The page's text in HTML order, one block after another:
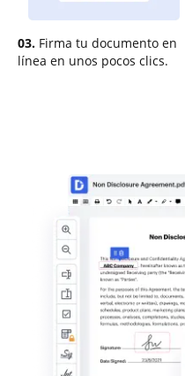
03. Firma tu documento en
línea en unos pocos clics.